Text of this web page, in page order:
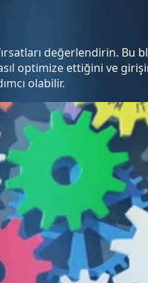
değerlendirin. Bu
ettiğini ve
olabilir.